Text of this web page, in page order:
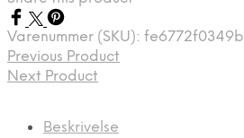
Varenummer (SKU): fe6772f0349b
Previous Product
Next Product
Beskrivelse